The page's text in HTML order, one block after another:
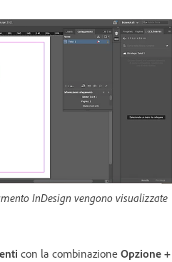
InDesign vengono visualizzate
con la combinazione Opzione +